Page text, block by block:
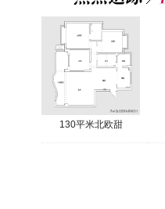
130平米北欧甜